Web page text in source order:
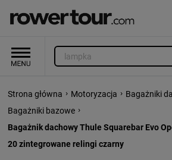
Strona główna › Motoryzacja › Bagażniki
Bagażniki bazowe ›
Bagażnik dachowy Thule Squarebar Evo
20 zintegrowane relingi czarny